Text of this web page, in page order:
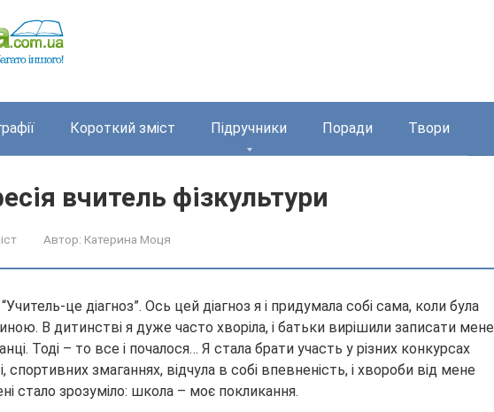
Короткий зміст Підручники Поради Твори
вчитель фізкультури
Автор: Катерина Моця
це діагноз”. Ось цей діагноз я і придумала собі сама, коли була
В дитинстві я дуже часто хворіла, і батьки вирішили записати мене
Тоді – то все і почалося… Я стала брати участь у різних конкурсах
спортивних змаганнях, відчула в собі впевненість, і хвороби від мене
стало зрозуміло: школа – моє покликання.